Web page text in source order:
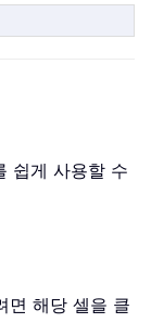
쉽게 사용할 수
면 해당 셀을 클